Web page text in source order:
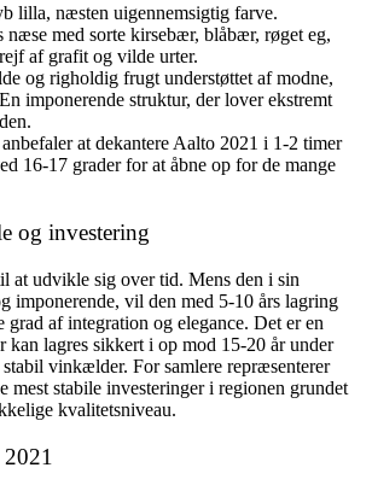
lilla, næsten uigennemsigtig farve.
næse med sorte kirsebær, blåbær, røget eg,
af grafit og vilde urter.
og righoldig frugt understøttet af modne,
imponerende struktur, der lover ekstremt
at dekantere Aalto 2021 i 1-2 timer
16-17 grader for at åbne op for de mange
og investering
at udvikle sig over tid. Mens den i sin
imponerende, vil den med 5-10 års lagring
grad af integration og elegance. Det er en
kan lagres sikkert i op mod 15-20 år under
vinkælder. For samlere repræsenterer
mest stabile investeringer i regionen grundet
kvalitetsniveau.